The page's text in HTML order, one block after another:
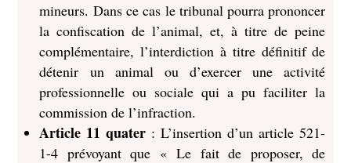
mineurs. Dans ce cas le tribunal pourra prononcer
la confiscation de l’animal, et, à titre de peine
complémentaire, l’interdiction à titre définitif de
détenir un animal ou d’exercer une activité
professionnelle ou sociale qui a pu faciliter la
commission de l’infraction.
Article 11 quater : L’insertion d’un article 521-
1-4 prévoyant que « Le fait de proposer, de